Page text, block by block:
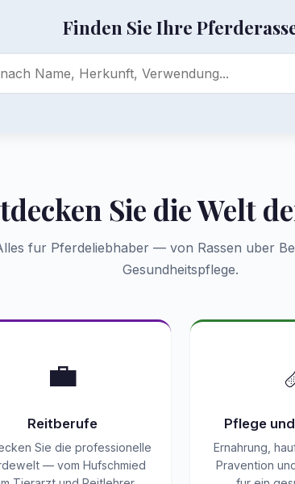
Finden Sie Ihre
Sie die Welt
fur Pferdeliebhaber — von Rassen uber
Gesundheitspflege.
💼
Reitberufe
Sie die professionelle
— vom Hufschmied
Pflege
Ernahrung,
Pravention